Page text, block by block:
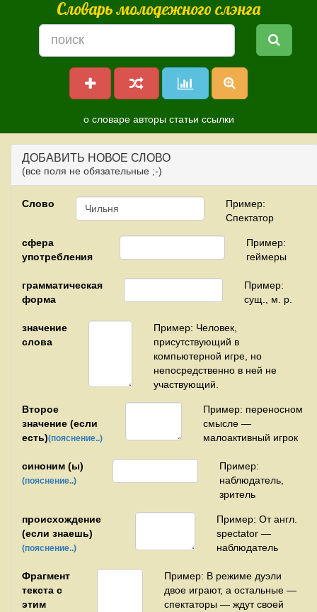
Словарь молодежного слэнга
о словаре авторы статьи ссылки
ДОБАВИТЬ НОВОЕ СЛОВО
(все поля не обязательные ;-)
Слово
Пример:
Спектатор
сфера
употребления
Пример:
геймеры
грамматическая
форма
Пример:
сущ., м. р.
значение
слова
Пример: Человек,
присутствующий в
компьютерной игре, но
непосредственно в ней не
участвующий.
Второе
значение (если
есть)(пояснение..)
Пример: переносном
смысле —
малоактивный игрок
синоним (ы)
(пояснение..)
Пример:
наблюдатель,
зритель
происхождение
(если знаешь)
(пояснение..)
Пример: От англ.
spectator —
наблюдатель
Фрагмент
текста с
этим
Пример: В режиме дуэли
двое играют, а остальные —
спектаторы — ждут своей